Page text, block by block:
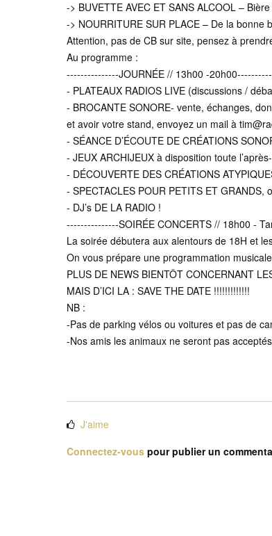
-> BUVETTE AVEC ET SANS ALCOOL –
-> NOURRITURE SUR PLACE – De la
Attention, pas de CB sur site, pensez à
Au programme :
---------------JOURNÉE // 13h00 -
- PLATEAUX RADIOS LIVE (discussions /
- BROCANTE SONORE- vente, échanges,
et avoir votre stand, envoyez un mail à
- SÉANCE D’ÉCOUTE DE CRÉATIONS
- JEUX ARCHIJEUX à disposition toute
- DÉCOUVERTE DES CRÉATIONS
- SPECTACLES POUR PETITS ET GRANDS,
- DJ’s DE LA RADIO !
---------------SOIRÉE CONCERTS // 18h00 -
La soirée débutera aux alentours de 18H et
On vous prépare une programmation
PLUS DE NEWS BIENTÔT CONCERNANT
MAIS D’ICI LA : SAVE THE DATE !!!!!!!!!!!!!
NB :
-Pas de parking vélos ou voitures et pas de
-Nos amis les animaux ne seront pas
J'aime
Connectez-vous pour publier un